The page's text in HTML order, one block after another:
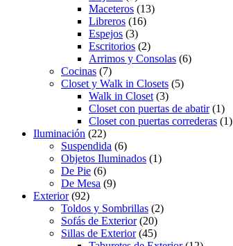
Maceteros (13)
Libreros (16)
Espejos (3)
Escritorios (2)
Arrimos y Consolas (6)
Cocinas (7)
Closet y Walk in Closets (5)
Walk in Closet (3)
Closet con puertas de abatir(1)
Closet con puertas correderas (1)
Iluminación (22)
Suspendida (6)
Objetos Iluminados (1)
De Pie (6)
De Mesa (9)
Exterior(92)
Toldos y Sombrillas (2)
Sofás de Exterior(20)
Sillas de Exterior(45)